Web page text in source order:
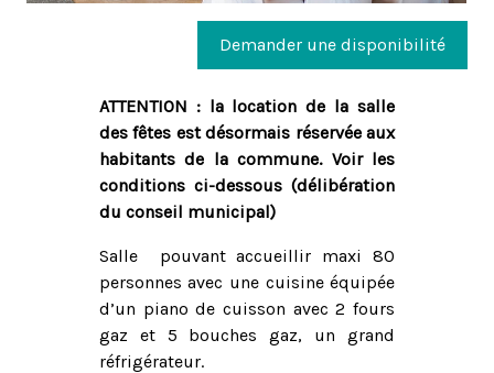
Demander une disponibilité
ATTENTION : la location de la salle
des fêtes est désormais réservée aux
habitants de la commune. Voir les
conditions ci-dessous (délibération
du conseil municipal)
Salle pouvant accueillir maxi 80
personnes avec une cuisine équipée
d’un piano de cuisson avec 2 fours
gaz et 5 bouches gaz, un grand
réfrigérateur.